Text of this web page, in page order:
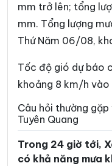
Xã Khuôn Lùng
Xã Kiến Thiết
Xã Liên Hiệp
Xã Lực Hành
Xã Lũng Phìn
Xã Mậu Duệ
mm trở lên; tổng
mm. Tổng lượng
Thứ Năm 06/08,
Tốc độ gió dự báo
khoảng 8 km/h
Câu hỏi thường
Tuyên Quang
Trong 24 giờ tới,
có khả năng mưa